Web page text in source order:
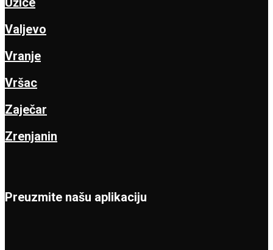
Valjevo
Vranje
Vršac
Zaječar
Zrenjanin
Preuzmite našu aplikaciju